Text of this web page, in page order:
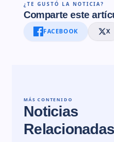
¿TE GUSTÓ LA NOTICIA?
Comparte este
FACEBOOK X
MÁS CONTENIDO
Noticias
Relacionadas